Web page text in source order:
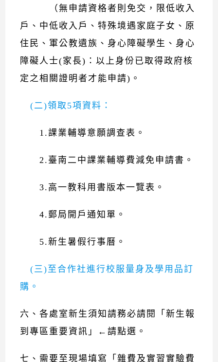
（無申請資格者則免交，限低收入
戶、中低收入戶、特殊境遇家庭子女、原
住民、軍公教遺族、身心障礙學生、身心
障礙人士(家長)：以上身份已取得政府核
定之相關證明者才能申請)。
(二)領取5項資料：
1.課業輔導意願調查表。
2.臺南二中課業輔導費減免申請書。
3.高一教科用書版本一覽表。
4.郵局開戶通知單。
5.新生暑假行事曆。
(三)至合作社進行校服量身及學用品訂
購。
六、各處室新生須知請務必請閱「新生報
到專區重要資訊 」←請點選。
七、需要至現場填寫「雜費及實習實驗費